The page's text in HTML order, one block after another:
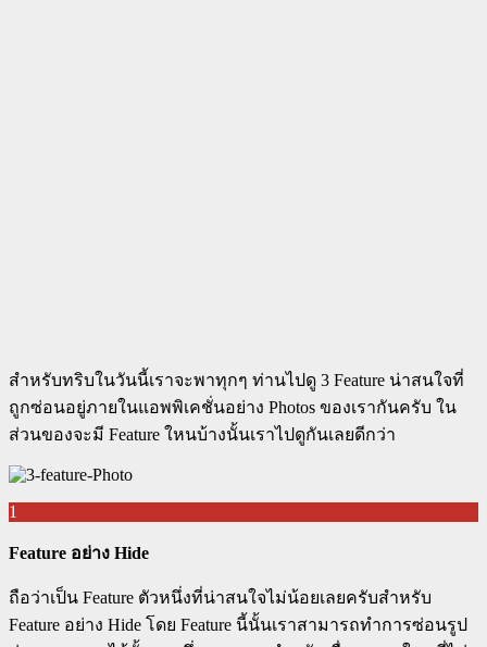
สำหรับทริบในวันนี้เราจะพาทุกๆ ท่านไปดู 3 Feature น่าสนใจที่
ถูกซ่อนอยู่ภายในแอพพิเคชั่นอย่าง Photos ของเรากันครับ ใน
ส่วนของจะมี Feature ใหนบ้างนั้นเราไปดูกันเลยดีกว่า
1
Feature อย่าง Hide
ถือว่าเป็น Feature ตัวหนึ่งที่น่าสนใจไม่น้อยเลยครับสำหรับ
Feature อย่าง Hide โดย Feature นี้นั้นเราสามารถทำการซ่อนรูป